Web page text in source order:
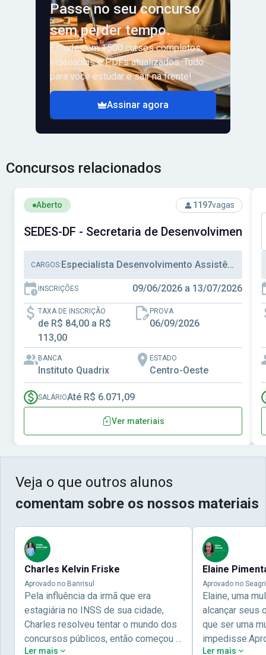
Passe no seu concurso
sem perder tempo.
Estude com +500 cursos completos,
videoaulas e PDFs atualizados. Tudo
para você estudar e sair na frente!
Assinar agora
Concursos relacionados
Ver concurso: SEDES-DF - Secretaria de
Aberto 1197vagas
SEDES-DF - Secretaria de Desenvolvimento
CARGOS: Especialista Desenvolvimento Assistência Social, Técnico Desenvolvimento Assistência Social, Administração
INSCRIÇÕES 09/06/2026 a 13/07/2026
TAXA DE INSCRIÇÃO
de R$ 84,00 a R$
113,00
PROVA
06/09/2026
BANCA
Instituto Quadrix
ESTADO
Centro-Oeste
SALÁRIOAté R$ 6.071,09
Ver materiais
Veja o que outros alunos
comentam sobre os nossos materiais
Charles Kelvin Friske
Aprovado no Banrisul
Pela influência da irmã que era
estagiária no INSS de sua cidade,
Charles resolveu tentar o mundo dos
concursos públicos, então começou a
Ler mais
Elaine
Aprovado no
Elaine, uma
alcançar seus
que ser uma
Ler mais